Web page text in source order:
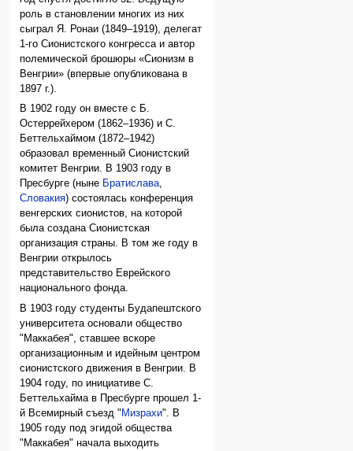
роль в становлении многих из них
сыграл Я. Ронаи (1849–1919), делегат
1-го Сионистского конгресса и автор
полемической брошюры «Сионизм в
Венгрии» (впервые опубликована в
1897 г.).
В 1902 году он вместе с Б.
Остеррейхером (1862–1936) и С.
Беттельхаймом (1872–1942)
образовал временный Сионистский
комитет Венгрии. В 1903 году в
Пресбурге (ныне Братислава,
Словакия) состоялась конференция
венгерских сионистов, на которой
была создана Сионистская
организация страны. В том же году в
Венгрии открылось
представительство Еврейского
национального фонда.
В 1903 году студенты Будапештского
университета основали общество
"Маккабея", ставшее вскоре
организационным и идейным центром
сионистского движения в Венгрии. В
1904 году, по инициативе С.
Беттельхайма в Пресбурге прошел 1-
й Всемирный съезд " Мизрахи". В
1905 году под эгидой общества
"Маккабея" начала выходить